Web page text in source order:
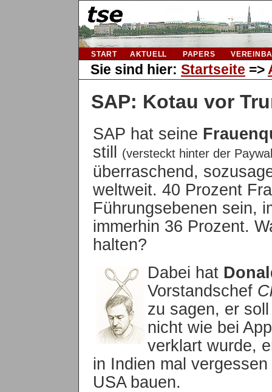
START AKTUELL PAPERS
Sie sind hier: Startseite =>
SAP: Kotau vor
SAP hat seine
still (versteckt hinter der
überraschend,
weltweit. 40 Prozent
Führungsebenen sein,
immerhin 36 Prozent.
halten?
Dabei hat
Vorstandschef
zu sagen, er
nicht wie bei
verklart wurde,
in Indien mal
USA bauen.